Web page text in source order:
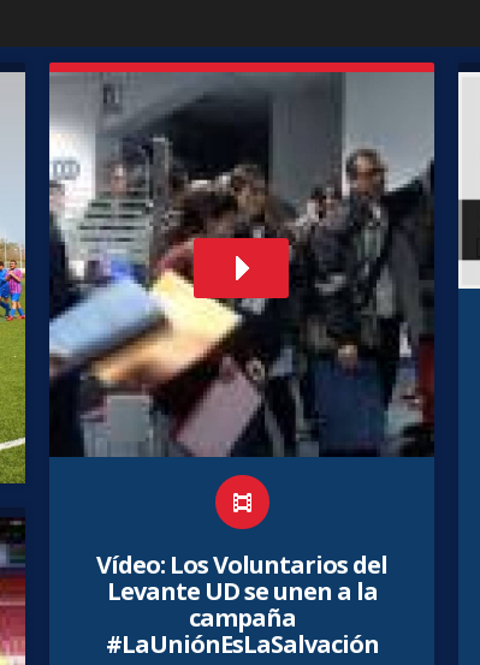
Vídeo: Los Voluntarios del
Levante UD se unen a la
campaña
#LaUniónEsLaSalvación